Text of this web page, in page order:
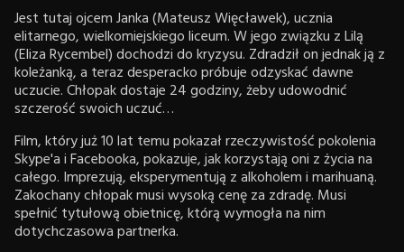
Jest tutaj ojcem Janka (Mateusz Więcławek), ucznia
elitarnego, wielkomiejskiego liceum. W jego związku z Lilą
(Eliza Rycembel) dochodzi do kryzysu. Zdradził on jednak ją z
koleżanką, a teraz desperacko próbuje odzyskać dawne
uczucie. Chłopak dostaje 24 godziny, żeby udowodnić
szczerość swoich uczuć…
Film, który już 10 lat temu pokazał rzeczywistość pokolenia
Skype'a i Facebooka, pokazuje, jak korzystają oni z życia na
całego. Imprezują, eksperymentują z alkoholem i marihuaną.
Zakochany chłopak musi wysoką cenę za zdradę. Musi
spełnić tytułową obietnicę, którą wymogła na nim
dotychczasowa partnerka.